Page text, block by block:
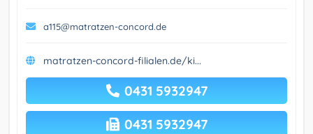
a115@matratzen-concord.de
matratzen-concord-filialen.de/ki...
0431 5932947
0431 5932947